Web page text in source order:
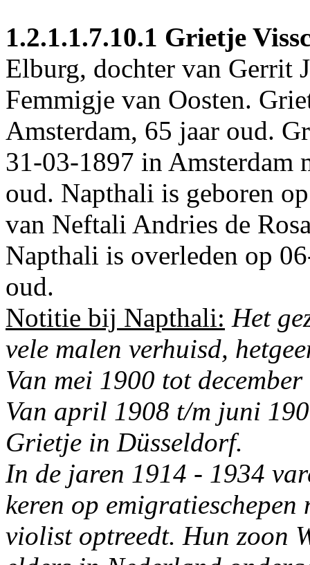
1.2.1.1.7.10.1 Grietje
Elburg, dochter van Gerrit
Femmigje van Oosten.
Amsterdam, 65 jaar oud.
31-03-1897 in Amsterdam
oud. Napthali is geboren
van Neftali Andries de
Napthali is overleden op
oud.
Notitie bij Napthali: Het
vele malen verhuisd,
Van mei 1900 tot
Van april 1908 t/m juni
Grietje in Düsseldorf.
In de jaren 1914 - 1934
keren op
violist optreedt. Hun zoon